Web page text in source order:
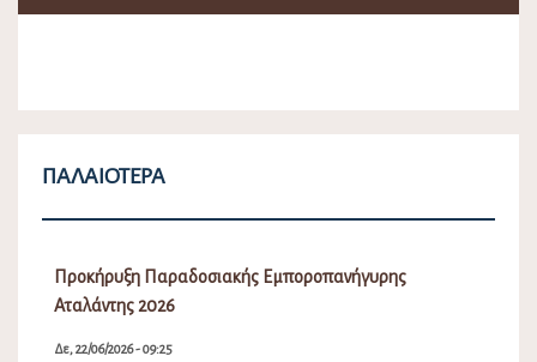
ΠΑΛΑΙΌΤΕΡΑ
Προκήρυξη Παραδοσιακής Εμποροπανήγυρης
Αταλάντης 2026
Δε, 22/06/2026 - 09:25